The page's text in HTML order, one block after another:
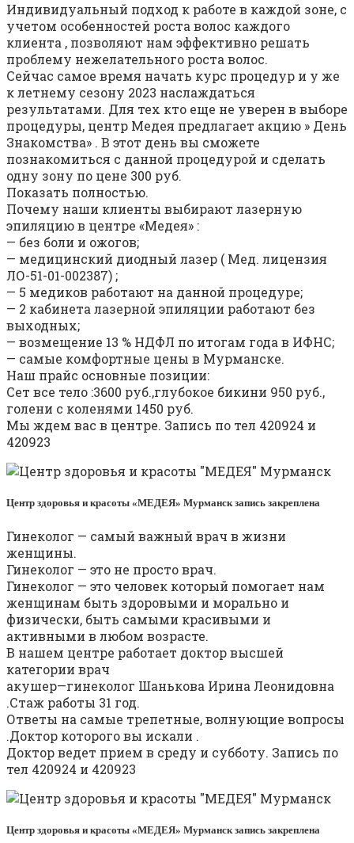
Индивидуальный подход к работе в каждой зоне, с
учетом особенностей роста волос каждого
клиента , позволяют нам эффективно решать
проблему нежелательного роста волос.
Сейчас самое время начать курс процедур и у же
к летнему сезону 2023 наслаждаться
результатами. Для тех кто еще не уверен в выборе
процедуры, центр Медея предлагает акцию » День
Знакомства» . В этот день вы сможете
познакомиться с данной процедурой и сделать
одну зону по цене 300 руб.
Показать полностью.
Почему наши клиенты выбирают лазерную
эпиляцию в центре «Медея» :
— без боли и ожогов;
— медицинский диодный лазер ( Мед. лицензия
ЛО-51-01-002387) ;
— 5 медиков работают на данной процедуре;
— 2 кабинета лазерной эпиляции работают без
выходных;
— возмещение 13 % НДФЛ по итогам года в ИФНС;
— самые комфортные цены в Мурманске.
Наш прайс основные позиции:
Сет все тело :3600 руб.,глубокое бикини 950 руб.,
голени с коленями 1450 руб.
Мы ждем вас в центре. Запись по тел 420924 и
420923
Центр здоровья и красоты «МЕДЕЯ» Мурманск запись закреплена
Гинеколог — самый важный врач в жизни
женщины.
Гинеколог — это не просто врач.
Гинеколог — это человек который помогает нам
женщинам быть здоровыми и морально и
физически, быть самыми красивыми и
активными в любом возрасте.
В нашем центре работает доктор высшей
категории врач
акушер—гинеколог Шанькова Ирина Леонидовна
.Стаж работы 31 год.
Ответы на самые трепетные, волнующие вопросы
.Доктор которого вы искали .
Доктор ведет прием в среду и субботу. Запись по
тел 420924 и 420923
Центр здоровья и красоты «МЕДЕЯ» Мурманск запись закреплена